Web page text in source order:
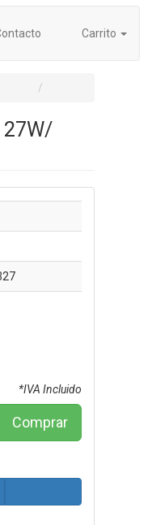
Carrito
27W/
*IVA Incluido
Comprar